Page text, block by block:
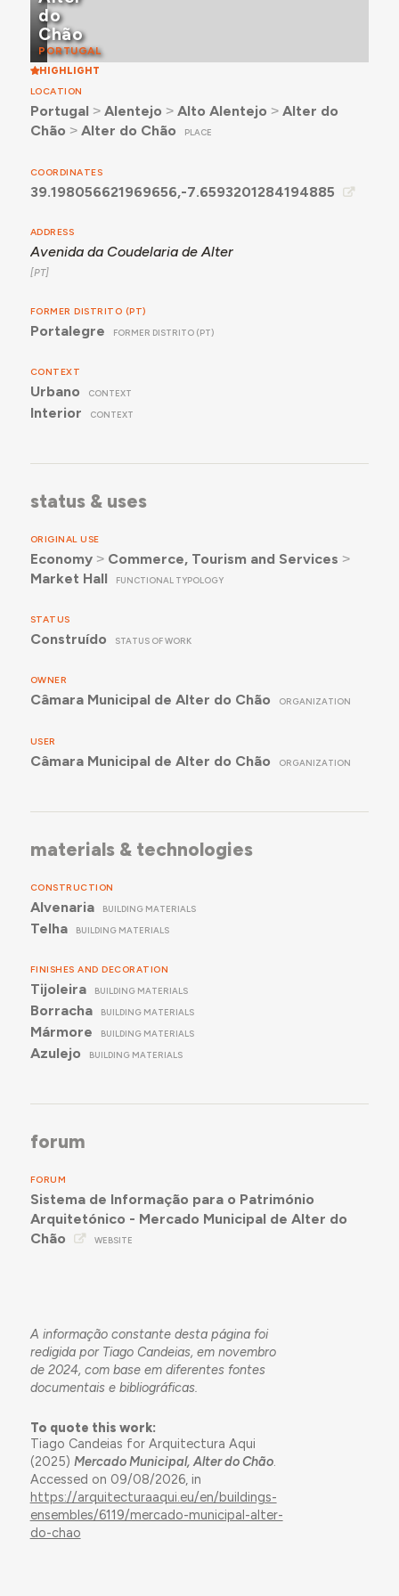
circulação, com abóbadas de aresta. A principal
permite o acesso a 8 lojas, entre as quais um café
com instalações sanitárias. A posterior permite o
acesso às instalações sanitárias, a 5 lojas e a zonas
de arrumos.
Em 2024, o pátio apresenta uma cobertura em estrutura
de ferro e vidro, de formato piramidal.
do
Chão
PORTUGAL
HIGHLIGHT
LOCATION
Portugal ˃ Alentejo ˃ Alto Alentejo ˃ Alter do
Chão ˃ Alter do Chão PLACE
COORDINATES
39.198056621969656,-7.6593201284194885
ADDRESS
Avenida da Coudelaria de Alter
FORMER DISTRITO (PT)
Portalegre FORMER DISTRITO (PT)
CONTEXT
Urbano CONTEXT
Interior CONTEXT
status & uses
ORIGINAL USE
Economy˃ Commerce, Tourism and Services ˃
Market Hall
FUNCTIONAL TYPOLOGY
STATUS
Construído STATUS OF WORK
OWNER
Câmara Municipal de Alter do Chão ORGANIZATION
USER
Câmara Municipal de Alter do Chão ORGANIZATION
materials & technologies
CONSTRUCTION
Alvenaria BUILDING MATERIALS
Telha BUILDING MATERIALS
FINISHES AND DECORATION
Tijoleira BUILDING MATERIALS
Borracha BUILDING MATERIALS
Mármore BUILDING MATERIALS
Azulejo BUILDING MATERIALS
forum
FORUM
Sistema de Informação para o Património
Arquitetónico - Mercado Municipal de Alter do
Chão
WEBSITE
A informação constante desta página foi
redigida por Tiago Candeias, em novembro
de 2024, com base em diferentes fontes
documentais e bibliográficas.
To quote this work:
Tiago Candeias for Arquitectura Aqui
(2025) Mercado Municipal, Alter do Chão.
Accessed on 09/08/2026, in
https://arquitecturaaqui.eu/en/buildings-
ensembles/6119/mercado-municipal-alter-
do-chao